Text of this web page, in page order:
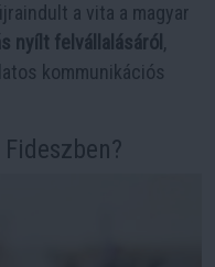
a vita a magyar
nyílt felvállalásáról ,
kommunikációs